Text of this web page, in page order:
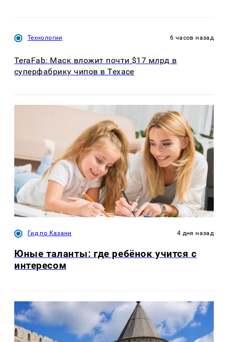
Технологии 6 часов назад
TeraFab: Маск вложит почти $17 млрд в
суперфабрику чипов в Техасе
Гид по Казани 4 дня назад
Юные таланты: где ребёнок учится с
интересом